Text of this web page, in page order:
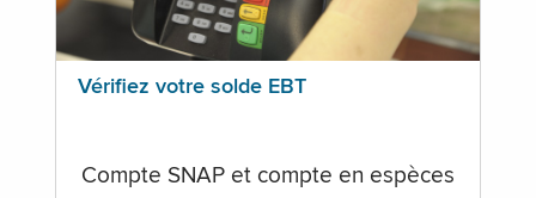
Vérifiez votre solde EBT
Compte SNAP et compte en espèces